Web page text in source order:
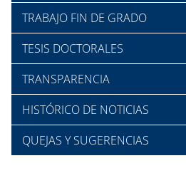
TRABAJO FIN DE GRADO
TESIS DOCTORALES
TRANSPARENCIA
HISTÓRICO DE NOTICIAS
QUEJAS Y SUGERENCIAS